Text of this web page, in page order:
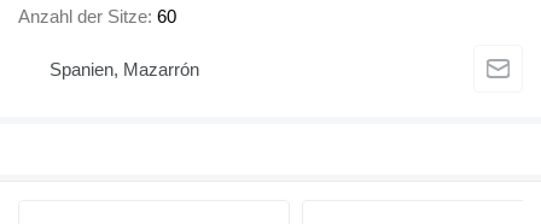
Anzahl der Sitze 60
Spanien, Mazarrón